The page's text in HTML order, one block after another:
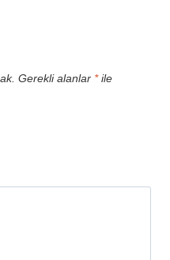
Gerekli alanlar *ile